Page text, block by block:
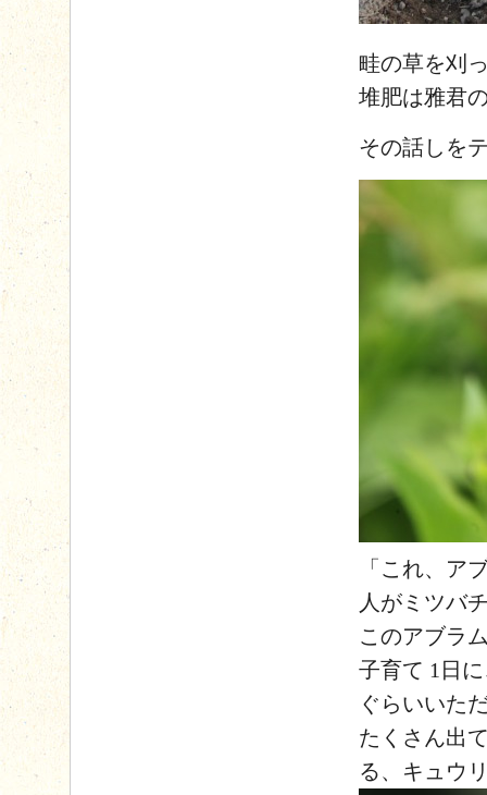
畦の草を刈
堆肥は雅君
その話しを
「これ、
人がミツバ
このアブラ
子育て 1日
ぐらいいた
たくさん出
る、キュウ